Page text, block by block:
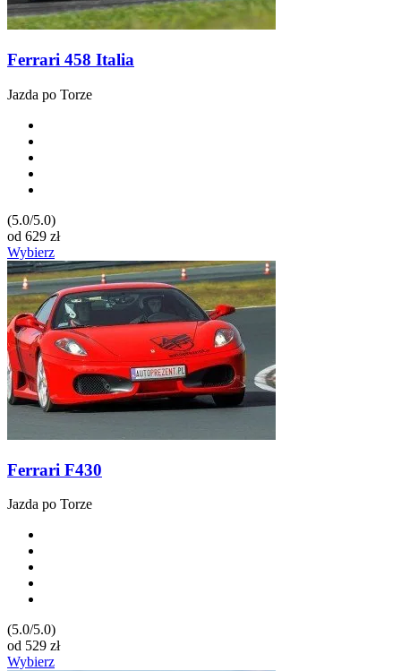
Ferrari 458 Italia
Jazda po Torze
(5.0/5.0)
od 629 zł
Wybierz
Ferrari F430
Jazda po Torze
(5.0/5.0)
od 529 zł
Wybierz